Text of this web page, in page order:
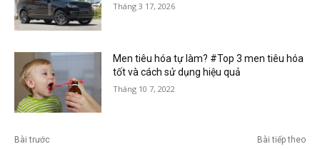
Tháng 3 17, 2026
Men tiêu hóa tự làm? #Top 3 men tiêu hóa
tốt và cách sử dụng hiệu quả
Tháng 10 7, 2022
Bài trước Bài tiếp theo